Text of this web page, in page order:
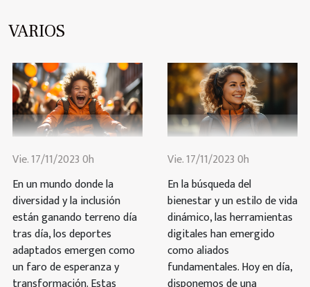
herramientas de caza y defensa, representando una
innovación primitiva clave en la supervivencia antigua.
herramientas se elaboraban comúnmente con fibras
vegetales trenzadas y cuero, materiales accesibles...
VARIOS
Vie. 17/11/2023 0h
En un mundo donde la
diversidad y la inclusión
están ganando terreno día
tras día, los deportes
adaptados emergen como
un faro de esperanza y
Vie. 17/11/2023 0h
En la búsqueda del
bienestar y un estilo de vida
dinámico, las herramientas
digitales han emergido
como aliados
fundamentales. Hoy en día,